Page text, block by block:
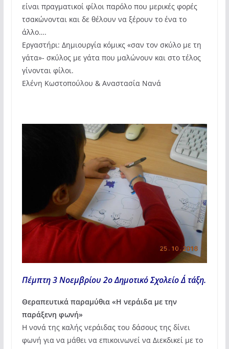
είναι πραγματικοί φίλοι παρόλο που μερικές φορές
τσακώνονται και δε θέλουν να ξέρουν το ένα το
άλλο….
Εργαστήρι: Δημιουργία κόμικς «σαν τον σκύλο με τη
γάτα»- σκύλος με γάτα που μαλώνουν και στο τέλος
γίνονται φίλοι.
Ελένη Κωστοπούλου & Αναστασία Νανά
Πέμπτη 3 Νοεμβρίου 2ο Δημοτικό Σχολείο Δ΄ τάξη.
Θεραπευτικά παραμύθια «Η νεράιδα με την
παράξενη φωνή»
Η νονά της καλής νεράιδας του δάσους της δίνει
φωνή για να μάθει να επικοινωνεί να Διεκδικεί με το